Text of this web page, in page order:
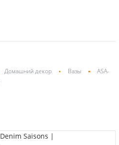
Домашний декор Вазы
ASA-